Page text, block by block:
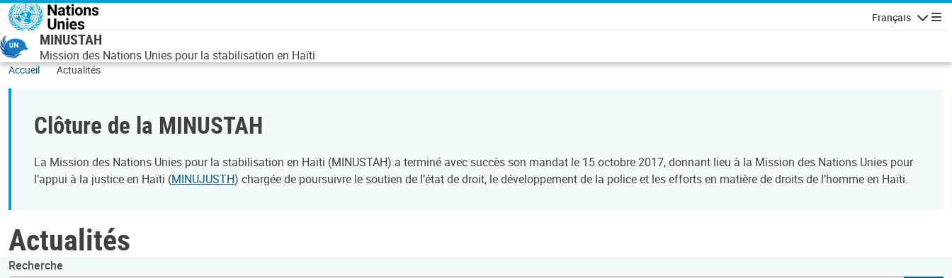
Aller au contenu principal
Français
MINUSTAH
Mission des Nations Unies pour la stabilisation en Haïti
Accueil Actualités
Clôture de la MINUSTAH
La Mission des Nations Unies pour la stabilisation en Haïti (MINUSTAH) a terminé avec succès son mandat le 15 octobre 2017, donnant lieu à la Mission des Nations Unies pour
l’appui à la justice en Haïti (MINUJUSTH) chargée de poursuivre le soutien de l’état de droit, le développement de la police et les efforts en matière de droits de l’homme en Haïti.
Actualités
Recherche